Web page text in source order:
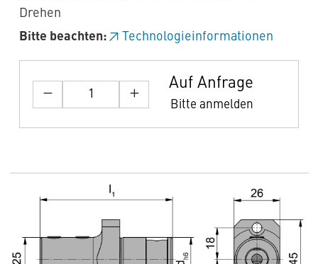
Drehen
Bitte beachten:
Technologieinformationen
Auf Anfrage
Bitte anmelden